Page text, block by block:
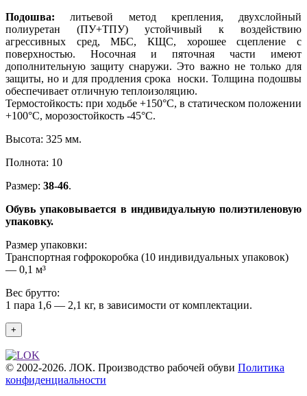
Подошва:литьевой метод крепления, двухслойный
полиуретан (ПУ+ТПУ) устойчивый к воздействию
агрессивных сред, МБС, КЩС, хорошее сцепление с
поверхностью. Носочная и пяточная части имеют
дополнительную защиту снаружи. Это важно не только для
защиты, но и для продления срока носки. Толщина подошвы
обеспечивает отличную теплоизоляцию.
Термостойкость: при ходьбе +150°С, в статическом положении
+100°С, морозостойкость -45°С.
Высота: 325 мм.
Полнота: 10
Размер: 38-46.
Обувь упаковывается в индивидуальную полиэтиленовую
упаковку.
Размер упаковки:
Транспортная гофрокоробка (10 индивидуальных упаковок)
— 0,1 м³
Вес брутто:
1 пара 1,6 — 2,1 кг, в зависимости от комплектации.
+
© 2002-2026. ЛОК. Производство рабочей обуви Политика
конфиденциальности